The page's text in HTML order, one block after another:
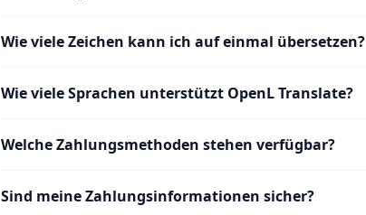
Wie viele Zeichen kann ich auf einmal übersetzen?
Wie viele Sprachen unterstützt OpenL Translate?
Welche Zahlungsmethoden stehen verfügbar?
Sind meine Zahlungsinformationen sicher?